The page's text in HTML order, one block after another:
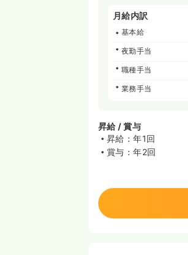
月給内訳
基本給
夜勤手当
職種手当
業務手当
昇給 / 賞与
昇給：年1回
賞与：年2回